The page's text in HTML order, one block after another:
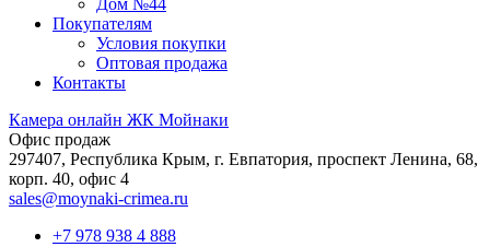
Дом №44
Покупателям
Условия покупки
Оптовая продажа
Контакты
Камера онлайн ЖК Мойнаки
Офис продаж
297407, Республика Крым, г. Евпатория, проспект Ленина, 68,
корп. 40, офис 4
sales@moynaki-crimea.ru
+7 978 938 4 888